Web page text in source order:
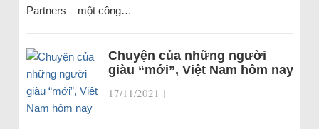
Partners – một công…
Chuyện của những người
giàu “mới”, Việt Nam hôm nay
17/11/2021 |